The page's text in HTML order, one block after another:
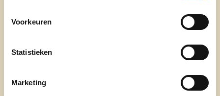
Voorkeuren
Statistieken
Marketing
cd&v Roeselare